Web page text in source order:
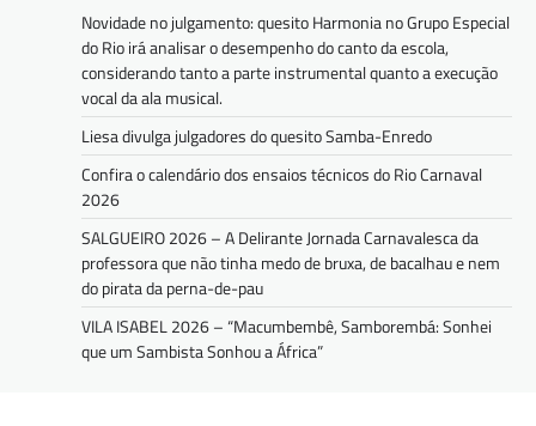
Novidade no julgamento: quesito Harmonia no Grupo Especial
do Rio irá analisar o desempenho do canto da escola,
considerando tanto a parte instrumental quanto a execução
vocal da ala musical.
Liesa divulga julgadores do quesito Samba-Enredo
Confira o calendário dos ensaios técnicos do Rio Carnaval
2026
SALGUEIRO 2026 – A Delirante Jornada Carnavalesca da
professora que não tinha medo de bruxa, de bacalhau e nem
do pirata da perna-de-pau
VILA ISABEL 2026 – “Macumbembê, Samborembá: Sonhei
que um Sambista Sonhou a África”